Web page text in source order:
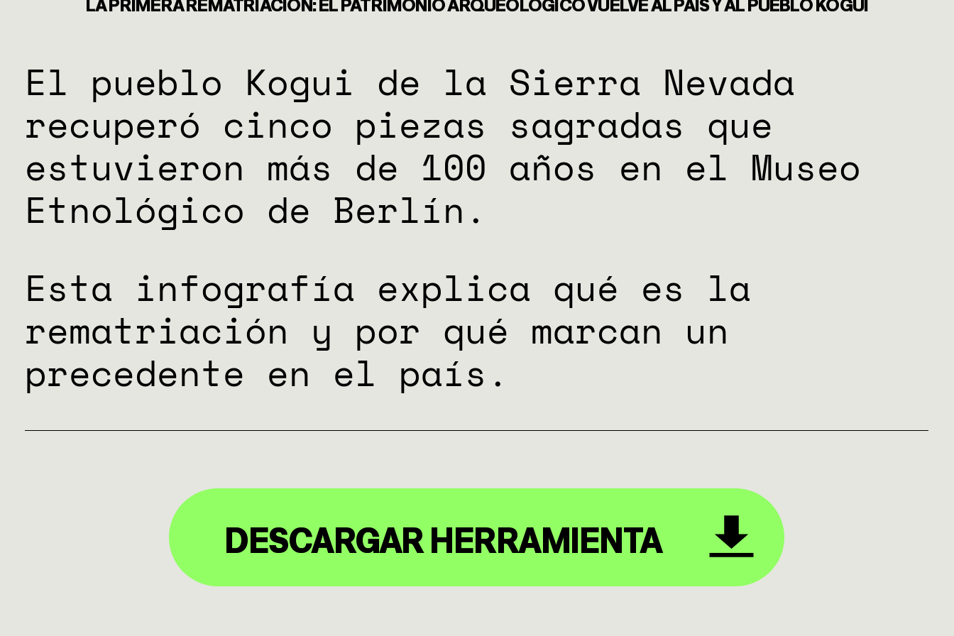
DERECHOS HUMANOS
SALUD MENTAL
EMERGENCIA CLIMÁTICA
HERRAMIENTAS
SOBRE MUTANTE
DONACIONES
El pueblo Kogui de la Sierra Nevada
recuperó cinco piezas sagradas que
estuvieron más de 100 años en el Museo
Etnológico de Berlín.
Esta infografía explica qué es la
rematriación y por qué marcan un
precedente en el país.
DESCARGAR HERRAMIENTA